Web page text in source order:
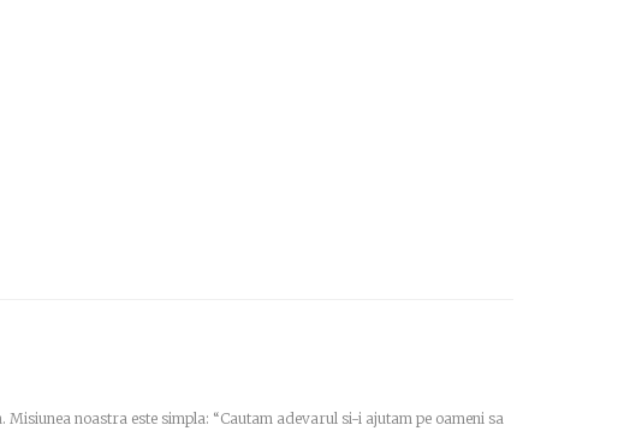
Misiunea noastra este simpla: “Cautam adevarul si-i ajutam pe oameni sa